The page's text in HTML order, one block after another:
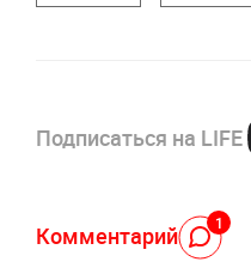
Подписаться на LIFE
Комментарий 1